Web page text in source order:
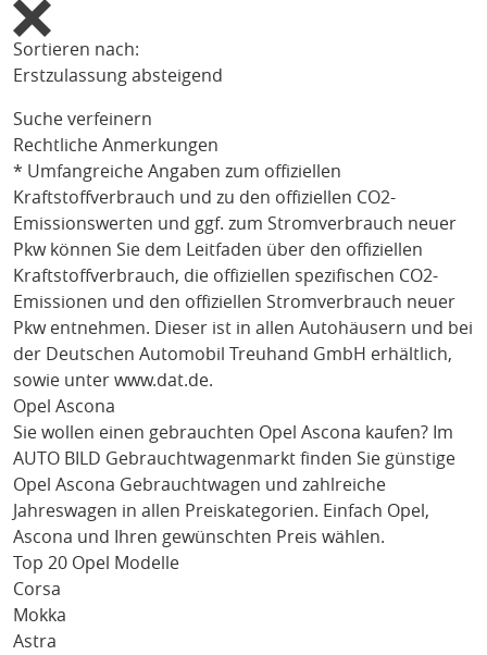
Sortieren nach:
Erstzulassung absteigend
Suche verfeinern
Rechtliche Anmerkungen
* Umfangreiche Angaben zum offiziellen
Kraftstoffverbrauch und zu den offiziellen CO2-
Emissionswerten und ggf. zum Stromverbrauch neuer
Pkw können Sie dem Leitfaden über den offiziellen
Kraftstoffverbrauch, die offiziellen spezifischen CO2-
Emissionen und den offiziellen Stromverbrauch neuer
Pkw entnehmen. Dieser ist in allen Autohäusern und bei
der Deutschen Automobil Treuhand GmbH erhältlich,
sowie unter www.dat.de.
Opel Ascona
Sie wollen einen gebrauchten Opel Ascona kaufen? Im
AUTO BILD Gebrauchtwagenmarkt finden Sie günstige
Opel Ascona Gebrauchtwagen und zahlreiche
Jahreswagen in allen Preiskategorien. Einfach Opel,
Ascona und Ihren gewünschten Preis wählen.
Top 20 Opel Modelle
Corsa
Mokka
Astra